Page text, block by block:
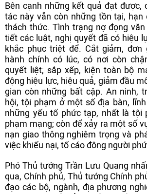
Bên cạnh những kết quả đạt được,
tác này vẫn còn những tồn tại, hạn
thách thức. Tình trạng nợ đọng
tiết các luật, nghị quyết đã có hiệu
khắc phục triệt để. Cắt giảm,
hành chính có lúc, có nơi còn
quyết liệt; sắp xếp, kiện toàn bộ
động hiệu lực, hiệu quả, giảm đầu
gian còn những bất cập. An ninh,
hội, tội phạm ở một số địa bàn,
những yếu tố phức tạp, nhất là tội
phạm mạng; còn để xảy ra một số
nạn giao thông nghiêm trọng và
việc khiếu nại, tố cáo đông người
Phó Thủ tướng Trần Lưu Quang
qua, Chính phủ, Thủ tướng Chính
đạo các bộ, ngành, địa phương